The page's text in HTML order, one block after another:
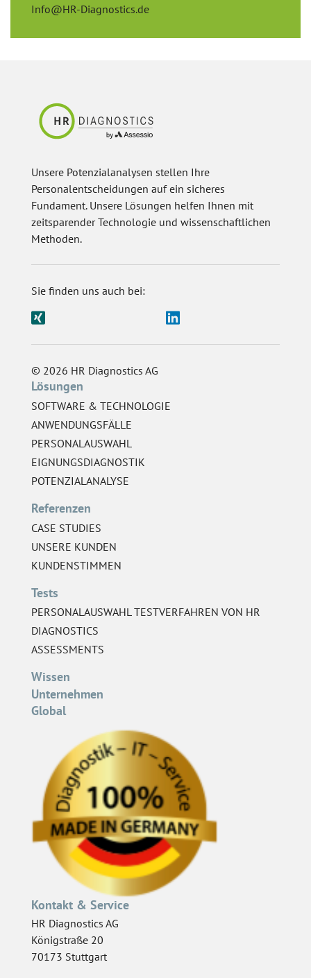
Info@HR-Diagnostics.de
Unsere Potenzialanalysen stellen Ihre
Personalentscheidungen auf ein sicheres
Fundament. Unsere Lösungen helfen Ihnen mit
zeitsparender Technologie und wissenschaftlichen
Methoden.
Sie finden uns auch bei:
© 2026 HR Diagnostics AG
Lösungen
SOFTWARE & TECHNOLOGIE
ANWENDUNGSFÄLLE
PERSONALAUSWAHL
EIGNUNGSDIAGNOSTIK
POTENZIALANALYSE
Referenzen
CASE STUDIES
UNSERE KUNDEN
KUNDENSTIMMEN
Tests
PERSONALAUSWAHL TESTVERFAHREN VON HR
DIAGNOSTICS
ASSESSMENTS
Wissen
Unternehmen
Global
Kontakt & Service
HR Diagnostics AG
Königstraße 20
70173 Stuttgart